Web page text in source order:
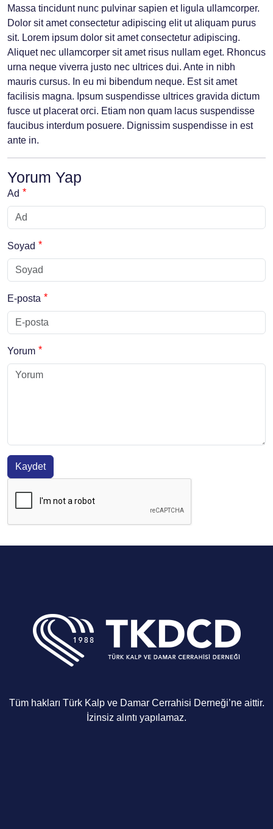
Massa tincidunt nunc pulvinar sapien et ligula ullamcorper.
Dolor sit amet consectetur adipiscing elit ut aliquam purus
sit. Lorem ipsum dolor sit amet consectetur adipiscing.
Aliquet nec ullamcorper sit amet risus nullam eget. Rhoncus
urna neque viverra justo nec ultrices dui. Ante in nibh
mauris cursus. In eu mi bibendum neque. Est sit amet
facilisis magna. Ipsum suspendisse ultrices gravida dictum
fusce ut placerat orci. Etiam non quam lacus suspendisse
faucibus interdum posuere. Dignissim suspendisse in est
ante in.
Yorum Yap
Ad
Soyad
E-posta
Yorum
Kaydet
Tüm hakları Türk Kalp ve Damar Cerrahisi Derneği’ne aittir.
İzinsiz alıntı yapılamaz.